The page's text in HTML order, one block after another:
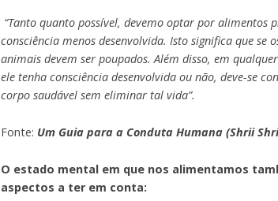
“Tanto quanto possível, devemo optar por alimentos
consciência menos desenvolvida. Isto significa que se
animais devem ser poupados. Além disso, em
ele tenha consciência desenvolvida ou não, deve-se
corpo saudável sem eliminar tal vida”.
Fonte: Um Guia para a Conduta Humana (Shrii
O estado mental em que nos alimentamos
aspectos a ter em conta: